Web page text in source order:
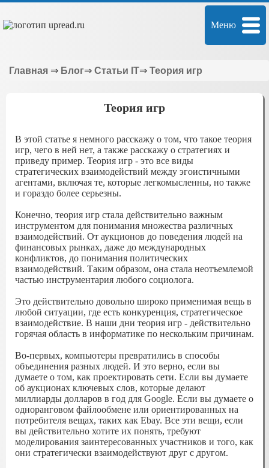
Меню
Главная ⇒ Блог⇒ Статьи IT⇒ Теория игр
Теория игр
В этой статье я немного расскажу о том, что такое теория
игр, чего в ней нет, а также расскажу о стратегиях и
приведу пример. Теория игр - это все виды
стратегических взаимодействий между эгоистичными
агентами, включая те, которые легкомысленны, но также
и гораздо более серьезны.
Конечно, теория игр стала действительно важным
инструментом для понимания множества различных
взаимодействий. От аукционов до поведения людей на
финансовых рынках, даже до международных
конфликтов, до понимания политических
взаимодействий. Таким образом, она стала неотъемлемой
частью инструментария любого социолога.
Это действительно довольно широко применимая вещь в
любой ситуации, где есть конкуренция, стратегическое
взаимодействие. В наши дни теория игр - действительно
горячая область в информатике по нескольким причинам.
Во-первых, компьютеры превратились в способы
объединения разных людей. И это верно, если вы
думаете о том, как проектировать сети. Если вы думаете
об аукционах ключевых слов, которые делают
миллиарды долларов в год для Google. Если вы думаете о
одноранговом файлообмене или ориентированных на
потребителя вещах, таких как Ebay. Все эти вещи, если
вы действительно хотите их понять, требуют
моделирования заинтересованных участников и того, как
они стратегически взаимодействуют друг с другом.